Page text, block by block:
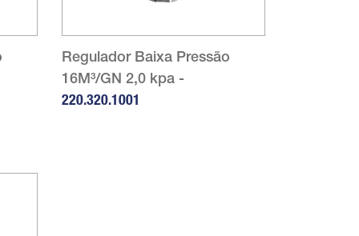
Regulador Baixa Pressão
16M³/GN 2,0 kpa -
220.320.1001